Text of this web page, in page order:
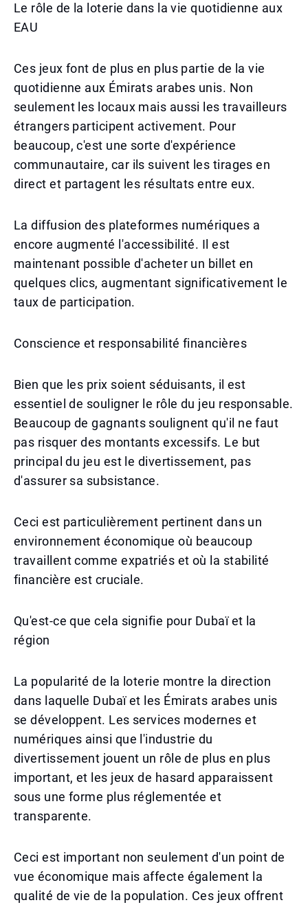
Le rôle de la loterie dans la vie quotidienne aux
EAU
Ces jeux font de plus en plus partie de la vie
quotidienne aux Émirats arabes unis. Non
seulement les locaux mais aussi les travailleurs
étrangers participent activement. Pour
beaucoup, c'est une sorte d'expérience
communautaire, car ils suivent les tirages en
direct et partagent les résultats entre eux.
La diffusion des plateformes numériques a
encore augmenté l'accessibilité. Il est
maintenant possible d'acheter un billet en
quelques clics, augmentant significativement le
taux de participation.
Conscience et responsabilité financières
Bien que les prix soient séduisants, il est
essentiel de souligner le rôle du jeu responsable.
Beaucoup de gagnants soulignent qu'il ne faut
pas risquer des montants excessifs. Le but
principal du jeu est le divertissement, pas
d'assurer sa subsistance.
Ceci est particulièrement pertinent dans un
environnement économique où beaucoup
travaillent comme expatriés et où la stabilité
financière est cruciale.
Qu'est-ce que cela signifie pour Dubaï et la
région
La popularité de la loterie montre la direction
dans laquelle Dubaï et les Émirats arabes unis
se développent. Les services modernes et
numériques ainsi que l'industrie du
divertissement jouent un rôle de plus en plus
important, et les jeux de hasard apparaissent
sous une forme plus réglementée et
transparente.
Ceci est important non seulement d'un point de
vue économique mais affecte également la
qualité de vie de la population. Ces jeux offrent